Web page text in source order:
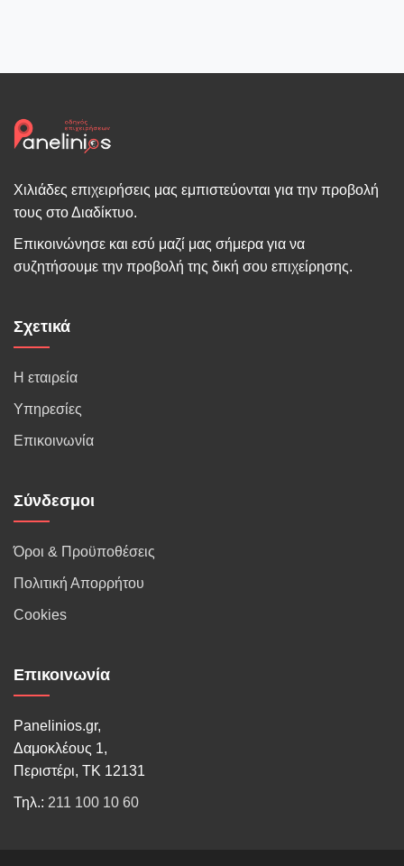
Χιλιάδες επιχειρήσεις μας εμπιστεύονται για την προβολή
τους στο Διαδίκτυο.
Επικοινώνησε και εσύ μαζί μας σήμερα για να
συζητήσουμε την προβολή της δική σου επιχείρησης.
Σχετικά
Η εταιρεία
Υπηρεσίες
Επικοινωνία
Σύνδεσμοι
Όροι & Προϋποθέσεις
Πολιτική Απορρήτου
Cookies
Επικοινωνία
Panelinios.gr,
Δαμοκλέους 1,
Περιστέρι, ΤΚ 12131
Τηλ.: 211 100 10 60